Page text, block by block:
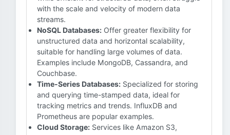
with the scale and velocity of modern data
streams.
NoSQL Databases: Offer greater flexibility for
unstructured data and horizontal scalability,
suitable for handling large volumes of data.
Examples include MongoDB, Cassandra, and
Couchbase.
Time-Series Databases: Specialized for storing
and querying time-stamped data, ideal for
tracking metrics and trends. InfluxDB and
Prometheus are popular examples.
Cloud Storage: Services like Amazon S3,